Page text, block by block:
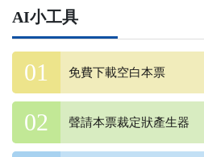
AI小工具
免費下載空白本票
聲請本票裁定狀產生器